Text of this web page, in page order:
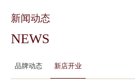
新闻动态
NEWS
品牌动态 新店开业